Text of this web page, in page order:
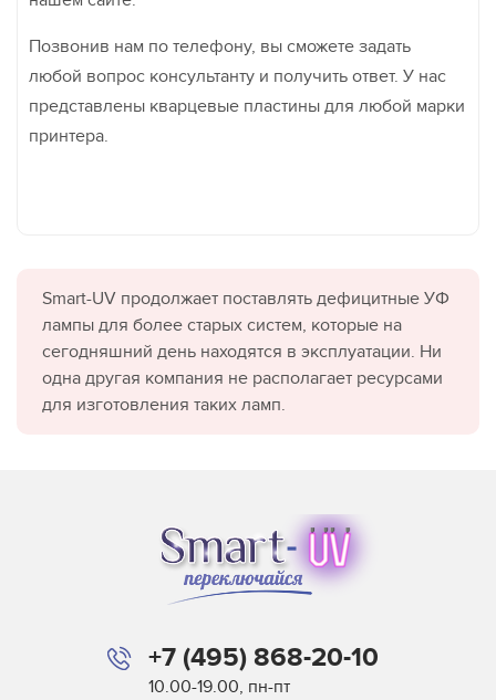
Позвонив нам по телефону, вы сможете задать
любой вопрос консультанту и получить ответ. У нас
представлены кварцевые пластины для любой марки
принтера.
Smart-UV продолжает поставлять дефицитные УФ
лампы для более старых систем, которые на
сегодняшний день находятся в эксплуатации. Ни
одна другая компания не располагает ресурсами
для изготовления таких ламп.
+7 (495) 868-20-10
10.00-19.00, пн-пт